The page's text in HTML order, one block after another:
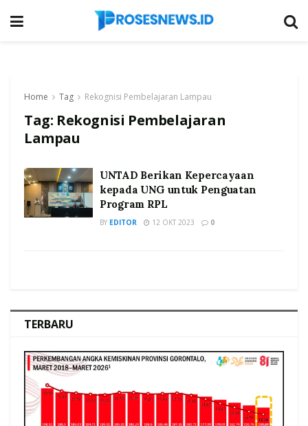
Home Tag Rekognisi Pembelajaran Lampau
Tag: Rekognisi Pembelajaran
Lampau
UNTAD Berikan Kepercayaan
kepada UNG untuk Penguatan
Program RPL
BY EDITOR 12 OKT 2023 0
TERBARU